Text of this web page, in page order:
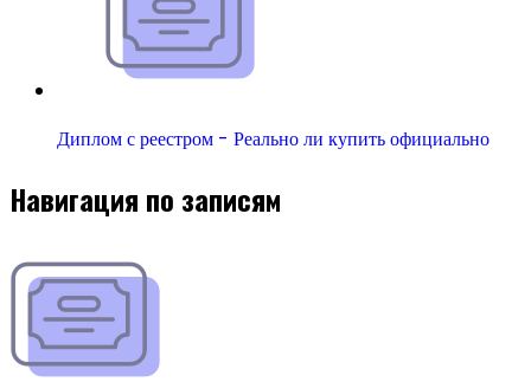
Диплом с реестром - Реально ли купить официально
Навигация по записям